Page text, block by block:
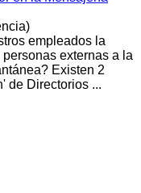
empleados la
externas a la
Existen 2
de Directorios ...